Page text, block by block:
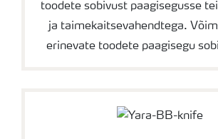
toodete sobivust paagisegusse
ja taimekaitsevahendtega.
erinevate toodete paagisegu